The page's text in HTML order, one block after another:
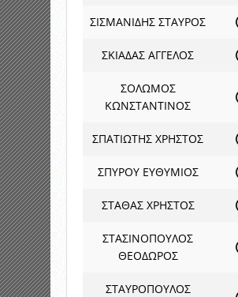
ΣΙΣΜΑΝΙΔΗΣ ΣΤΑΥΡΟΣ
ΣΚΙΑΔΑΣ ΑΓΓΕΛΟΣ
ΣΟΛΩΜΟΣ
ΚΩΝΣΤΑΝΤΙΝΟΣ
ΣΠΑΤΙΩΤΗΣ ΧΡΗΣΤΟΣ
ΣΠΥΡΟΥ ΕΥΘΥΜΙΟΣ
ΣΤΑΘΑΣ ΧΡΗΣΤΟΣ
ΣΤΑΣΙΝΟΠΟΥΛΟΣ
ΘΕΟΔΩΡΟΣ
ΣΤΑΥΡΟΠΟΥΛΟΣ